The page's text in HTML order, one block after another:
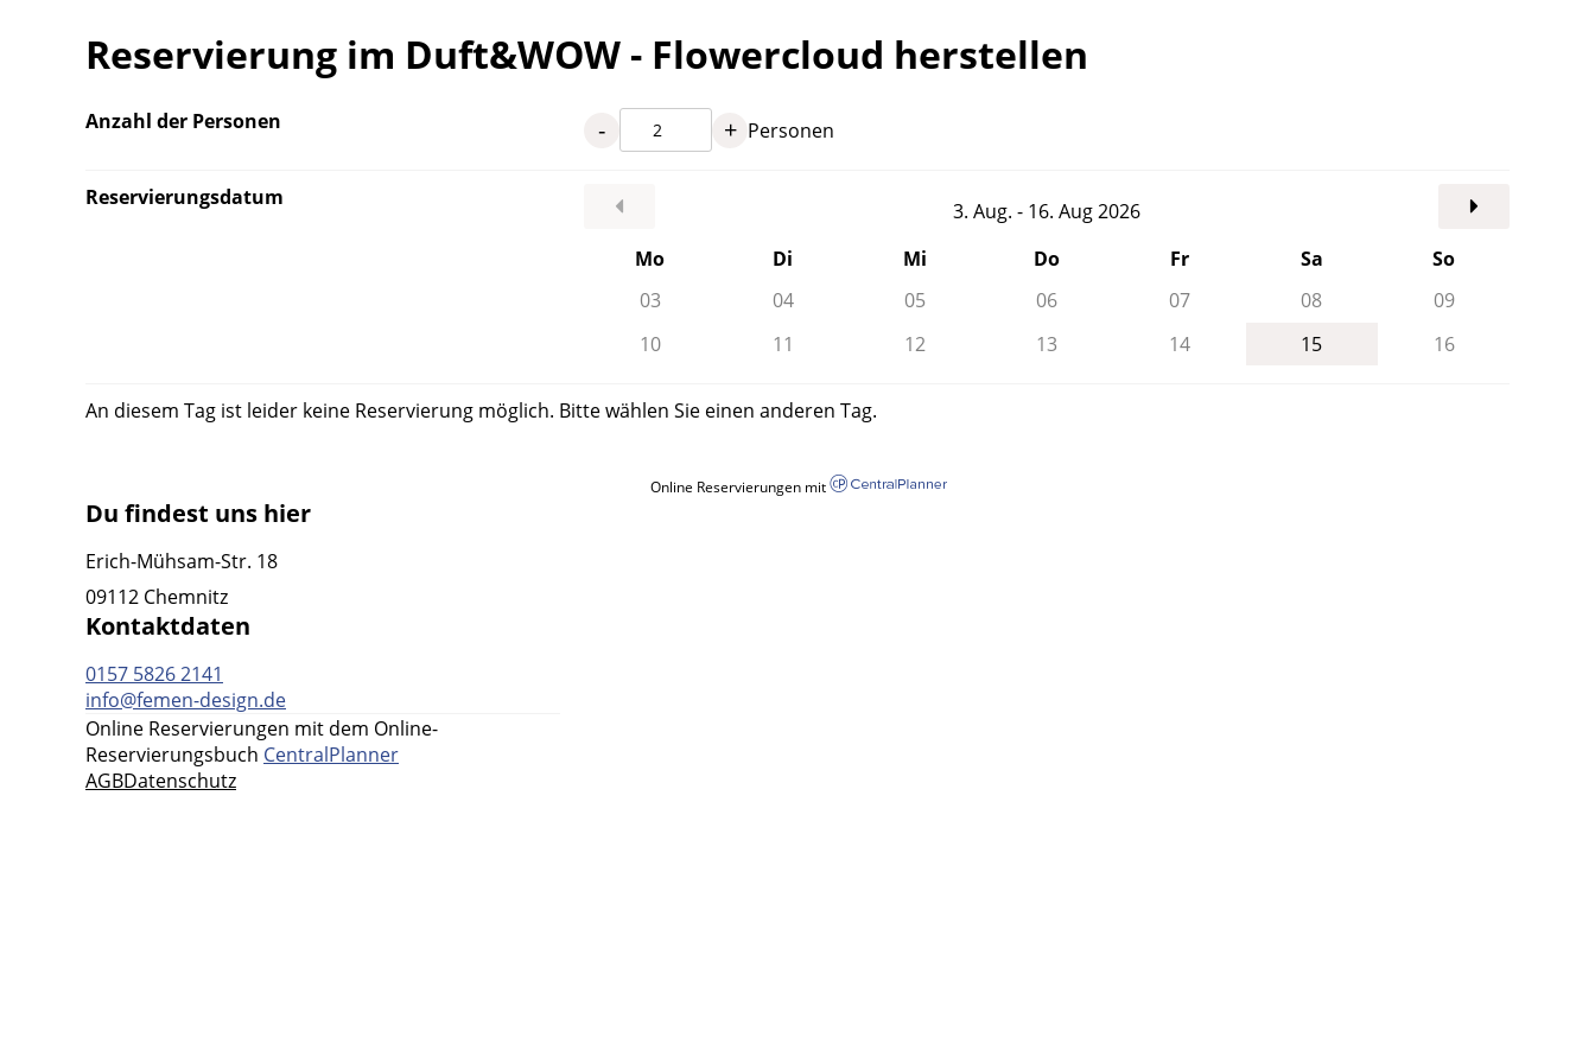
Reservierung im Duft&WOW - Flowercloud herstellen
Anzahl der Personen - + Personen
Reservierungsdatum
3. Aug. - 16. Aug 2026
Mo
Di Mi Do Fr Sa
So
03
04 05 06 07 08
09
10
11 12 13 14 15 16
An diesem Tag ist leider keine Reservierung möglich. Bitte wählen Sie einen anderen Tag.
Online Reservierungen mit
Du findest uns hier
Erich-Mühsam-Str. 18
09112 Chemnitz
Kontaktdaten
0157 5826 2141
info@femen-design.de
Online Reservierungen mit dem Online-
Reservierungsbuch CentralPlanner
AGBDatenschutz